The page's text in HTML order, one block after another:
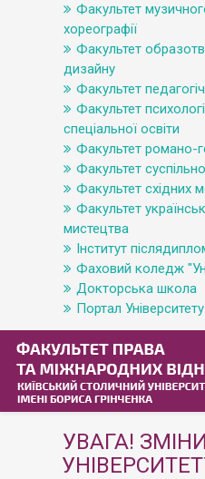
Факультет
хореографії
Факультет
дизайну
Факультет
Факультет
спеціальної освіти
Факультет романо-
Факультет
Факультет східних
Факультет
мистецтва
Інститут
Фаховий коледж
Докторська школа
Портал Університету
УВАГА!